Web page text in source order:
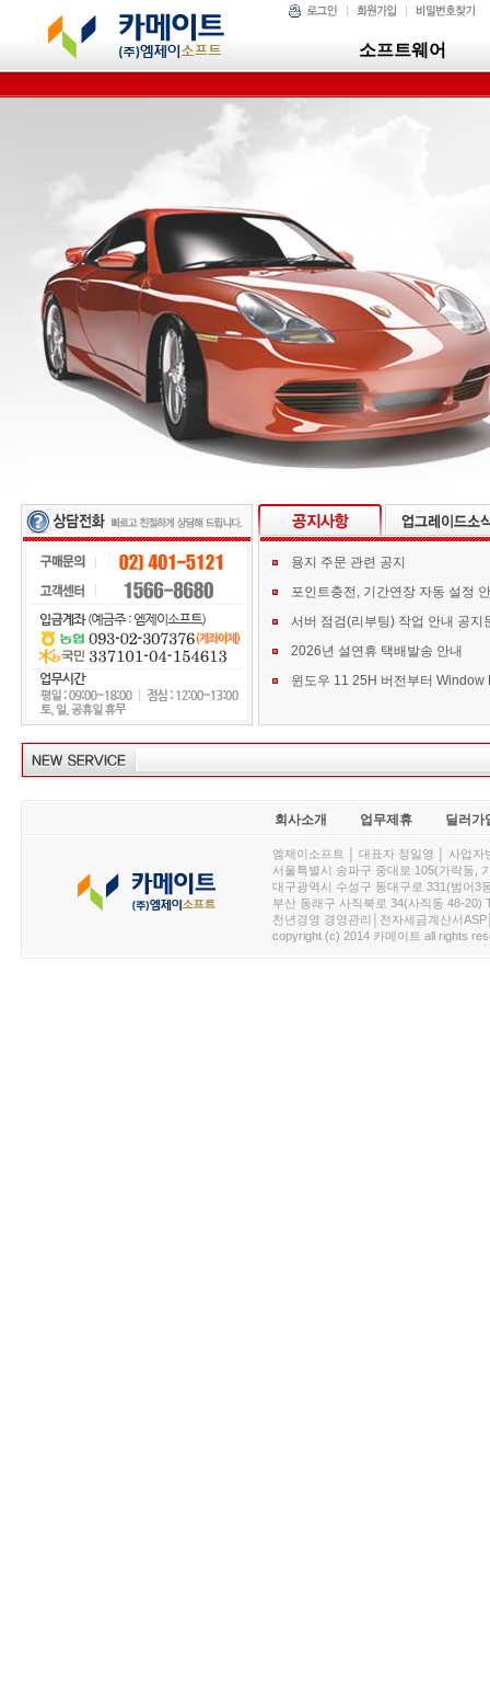
소프트웨어
용지 주문 관련 공지
포인트충전, 기간연장 자동 설정
서버 점검(리부팅) 작업 안내 공지
2026년 설연휴 택배발송 안내
회사소개 업무제휴 딜러가
엠제이소프트 │ 대표자 정일영 │ 사업
서울특별시 송파구 중대로 105(가락동,
대구광역시 수성구 동대구로 331(범어3
부산 동래구 사직북로 34(사직동 48-20)
천년경영 경영관리│전자세금계산서
copyright (c) 2014 카메이트 all rights